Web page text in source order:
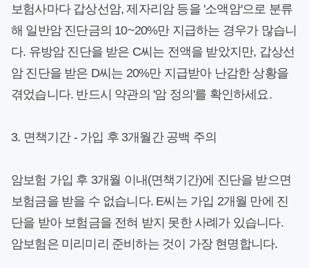
보험사마다 갑상선암, 제자리암 등을 '소액암'으로 분류
해 일반암 진단금의 10~20%만 지급하는 경우가 많습니
다. 유방암 진단을 받은 C씨는 전액을 받았지만, 갑상선
암 진단을 받은 D씨는 20%만 지급받아 난감한 상황을
겪었습니다. 반드시 약관의 '암 정의'를 확인하세요.
3. 면책기간 - 가입 후 3개월간 공백 주의
암보험 가입 후 3개월 이내(면책기간)에 진단을 받으면
보험금을 받을 수 없습니다. E씨는 가입 2개월 만에 진
단을 받아 보험금을 전혀 받지 못한 사례가 있습니다.
암보험은 미리미리 준비하는 것이 가장 현명합니다.